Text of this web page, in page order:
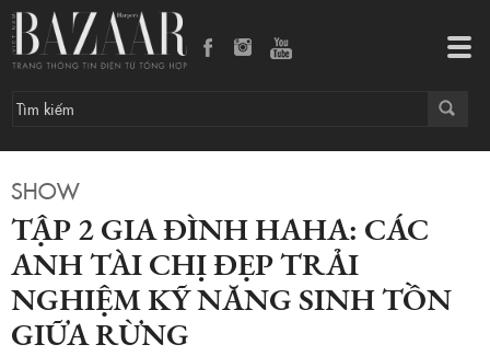
SHOW
TẬP 2 GIA ĐÌNH HAHA: CÁC
ANH TÀI CHỊ ĐẸP TRẢI
NGHIỆM KỸ NĂNG SINH TỒN
GIỮA RỪNG